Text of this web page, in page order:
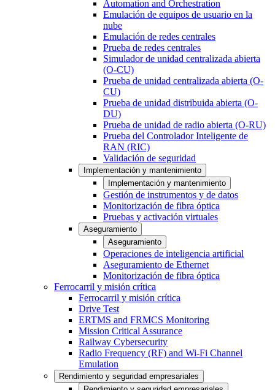
Automation and Orchestration
Emulación de equipos de usuario en la
nube
Emulación de redes centrales
Prueba de redes centrales
Simulador de unidad centralizada abierta
(O-CU)
Prueba de unidad centralizada abierta (O-
CU)
Prueba de unidad distribuida abierta (O-
DU)
Prueba de unidad de radio abierta (O-RU)
Prueba del Controlador Inteligente de
RAN (RIC)
Validación de seguridad
Implementación y mantenimiento
Implementación y mantenimiento
Gestión de instrumentos y de datos
Monitorización de fibra óptica
Pruebas y activación virtuales
Aseguramiento
Aseguramiento
Operaciones de inteligencia artificial
Aseguramiento de Ethernet
Monitorización de fibra óptica
Ferrocarril y misión crítica
Ferrocarril y misión crítica
Drive Test
ERTMS and FRMCS Monitoring
Mission Critical Assurance
Railway Cybersecurity
Radio Frequency (RF) and Wi-Fi Channel
Emulation
Rendimiento y seguridad empresariales